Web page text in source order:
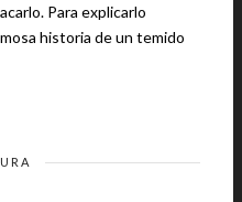
historia de un temido